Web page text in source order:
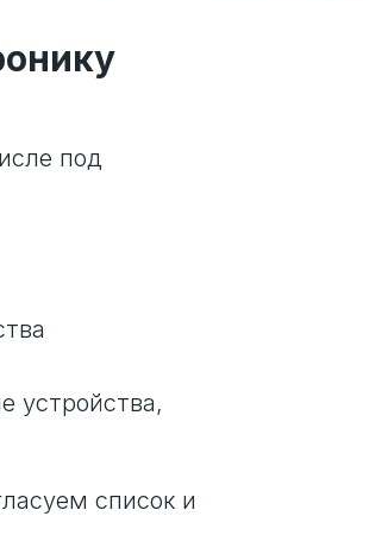
под
устройства,
список и